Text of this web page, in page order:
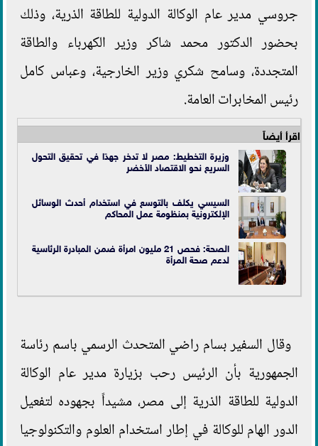
جروسي مدير عام الوكالة الدولية للطاقة الذرية، وذلك
بحضور الدكتور محمد شاكر وزير الكهرباء والطاقة
المتجددة، وسامح شكري وزير الخارجية، وعباس كامل
رئيس المخابرات العامة.
اقرأ أيضاً
وزيرة التخطيط: مصر لا تدخر جهدًا في تحقيق التحول
السريع نحو الاقتصاد الأخضر
السيسي يكلف بالتوسع في استخدام أحدث الوسائل
الإلكترونية بمنظومة عمل المحاكم
الصحة: فحص 21 مليون امرأة ضمن المبادرة الرئاسية
لدعم صحة المرأة
وقال السفير بسام راضي المتحدث الرسمي باسم رئاسة
الجمهورية بأن الرئيس رحب بزيارة مدير عام الوكالة
الدولية للطاقة الذرية إلى مصر، مشيداً بجهوده لتفعيل
الدور الهام للوكالة في إطار استخدام العلوم والتكنولوجيا